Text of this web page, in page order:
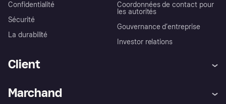
Confidentialité
Sécurité
La durabilité
Coordonnées de contact pour
les autorités
Gouvernance d’entreprise
Investor relations
Client
Marchand